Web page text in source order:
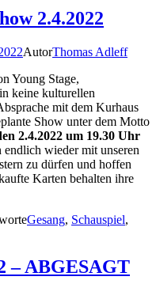
2.4.2022
AutorThomas Adleff
Young Stage,
keine kulturellen
mit dem Kurhaus
Show unter dem Motto
2.4.2022 um 19.30 Uhr
wieder mit unseren
zu dürfen und hoffen
Karten behalten ihre
Gesang, Schauspiel,
– ABGESAGT